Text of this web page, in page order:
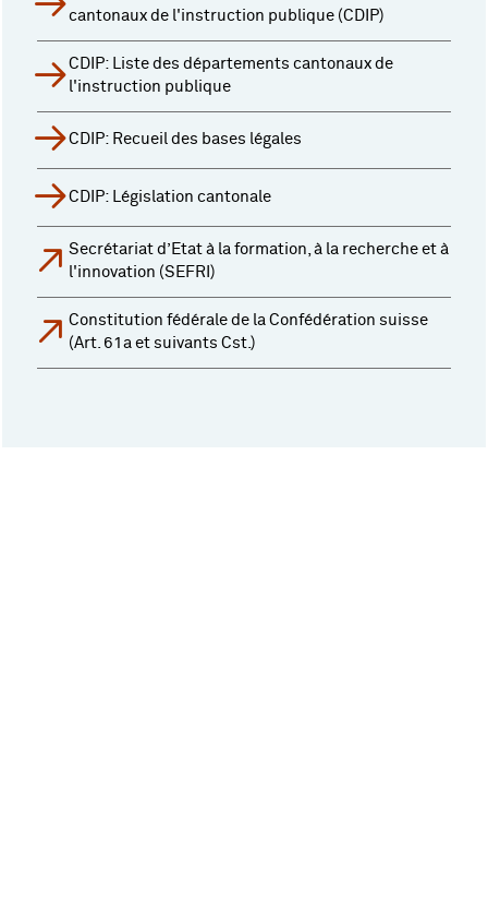
cantonaux de l'instruction publique (CDIP)
CDIP: Liste des départements cantonaux de
l'instruction publique
CDIP: Recueil des bases légales
CDIP: Législation cantonale
Secrétariat d’Etat à la formation, à la recherche et à
l'innovation (SEFRI)
Constitution fédérale de la Confédération suisse
(Art. 61a et suivants Cst.)